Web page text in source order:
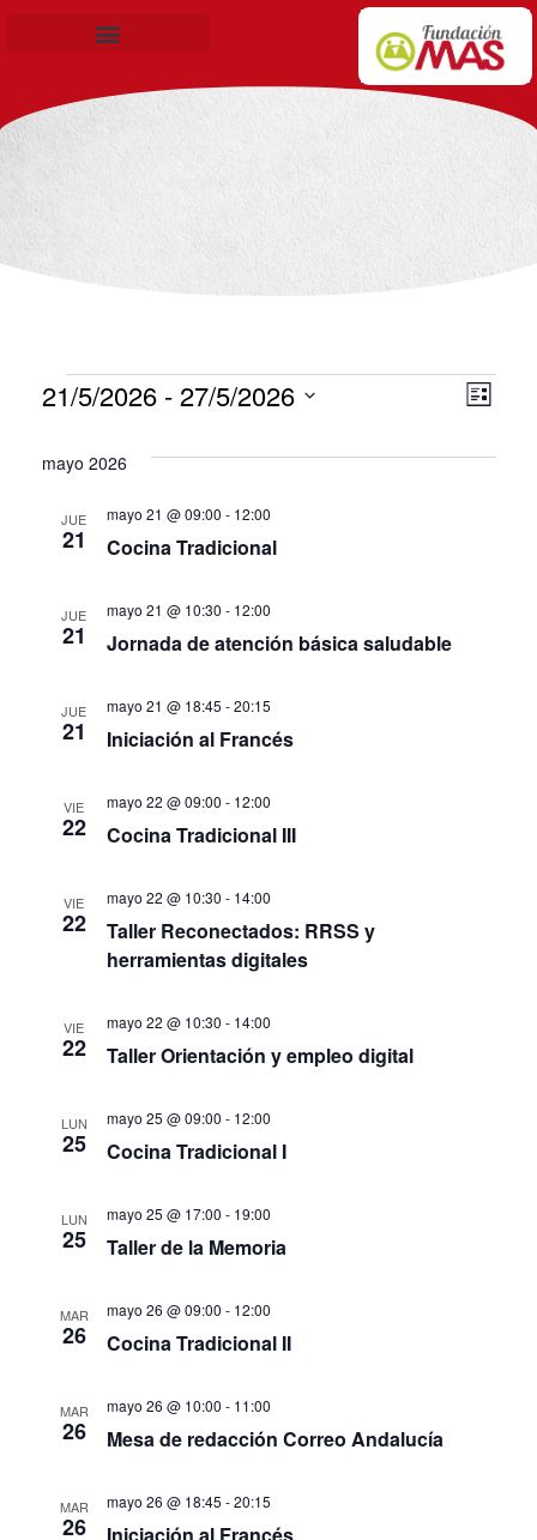
de
de
Lista
21/5/2026 - 27/5/2026
la
mayo 2026
JUE
21 Cocina Tradicional
mayo 21 @ 09:00 - 12:00
JUE
21 Jornada de atención básica saludable
mayo 21 @ 10:30 - 12:00
JUE
21 Iniciación al Francés
mayo 21 @ 18:45 -20:15
VIE
22 Cocina Tradicional III
mayo 22 @ 09:00 - 12:00
VIE
22
Taller Reconectados: RRSS y
herramientas digitales
mayo 22 @ 10:30 - 14:00
VIE
22 Taller Orientación y empleo digital
mayo 22 @ 10:30 - 14:00
LUN
25 Cocina Tradicional I
mayo 25 @ 09:00 - 12:00
LUN
25 Taller de la Memoria
mayo 25 @ 17:00 - 19:00
MAR
26 Cocina Tradicional II
mayo 26 @ 09:00 - 12:00
MAR
26 Mesa de redacción Correo Andalucía
mayo 26 @ 10:00 - 11:00
MAR
26
mayo 26 @ 18:45 -20:15